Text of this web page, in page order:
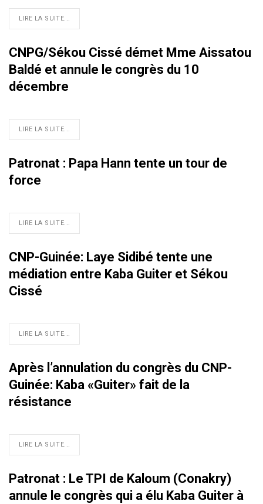
LIRE LA SUITE...
CNPG/Sékou Cissé démet Mme Aissatou
Baldé et annule le congrès du 10
décembre
LIRE LA SUITE...
Patronat : Papa Hann tente un tour de
force
LIRE LA SUITE...
CNP-Guinée: Laye Sidibé tente une
médiation entre Kaba Guiter et Sékou
Cissé
LIRE LA SUITE...
Après l’annulation du congrès du CNP-
Guinée: Kaba «Guiter» fait de la
résistance
LIRE LA SUITE...
Patronat : Le TPI de Kaloum (Conakry)
annule le congrès qui a élu Kaba Guiter à